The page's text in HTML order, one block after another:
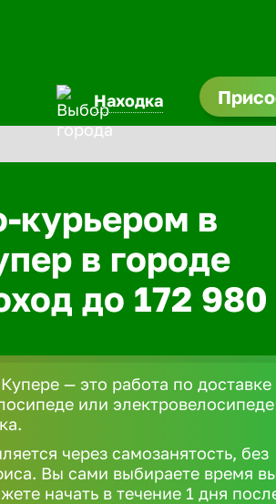
Находка
курьером в
в городе
до 172
— это работа по доставке
или
через самозанятость, без
Вы сами выбираете время
начать в течение 1 дня